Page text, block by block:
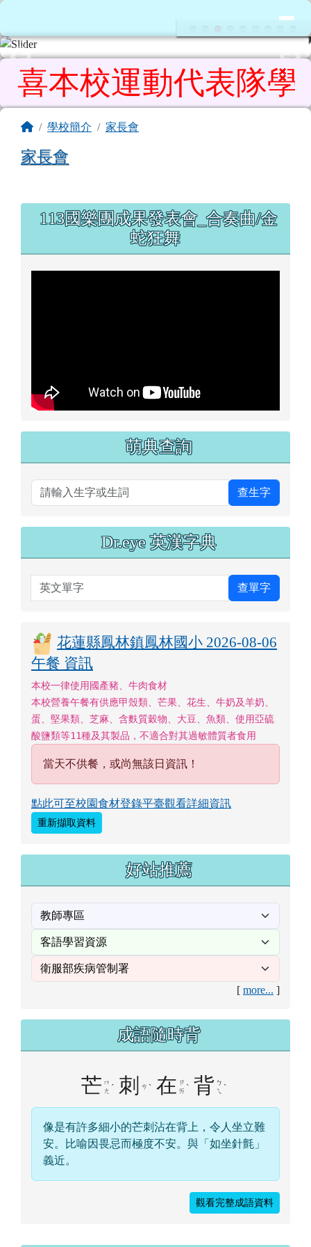
跳至主內容區
花蓮縣鳳林鎮鳳林國民小學
導覽列
本校運動代表隊學
主內容區域
回首頁
學校簡介 家長會
家長會
左邊區域內容
113國樂團成果發表會_合奏曲/金
蛇狂舞
萌典查詢
查生字
Dr.eye 英漢字典
英文單字 查單字
花蓮縣鳳林鎮鳳林國小 2026-08-06
午餐 資訊
本校一律使用國產豬、牛肉食材
本校營養午餐有供應甲殼類、芒果、花生、牛奶及羊奶、
蛋、堅果類、芝麻、含麩質穀物、大豆、魚類、使用亞硫
酸鹽類等11種及其製品，不適合對其過敏體質者食用
當天不供餐，或尚無該日資訊！
點此可至校園食材登錄平臺觀看詳細資訊
重新擷取資料
好站推薦
[more...]
成語隨時背
芒 ㄤ ˊ 刺 ˋ 在 ㄞ ˋ 背 ㄟ ˋ
像是有許多細小的芒刺沾在背上，令人坐立難
安。比喻因畏忌而極度不安。與「如坐針氈」
義近。
觀看完整成語資料
頁尾區域